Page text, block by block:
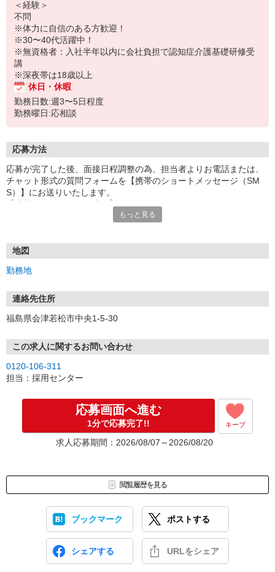
＜経験＞
不問
※体力に自信のある方歓迎！
※30〜40代活躍中！
※無資格者：入社半年以内に会社負担で認知症介護基礎研修受
講
※深夜帯は18歳以上
休日・休暇
勤務日数:週3〜5日程度
勤務曜日:応相談
応募方法
応募が完了した後、面接日程調整の為、担当者よりお電話または、
チャット形式の質問フォームを【携帯のショートメッセージ（SM
S）】にお送りいたします。
1.応募…Webもしくはお電話より応募ください。
※実技試験はドライバーの職種のみとなります。
もっと見る
地図
勤務地
連絡先住所
福島県会津若松市中央1-5-30
この求人に関するお問い合わせ
0120-106-311
担当：採用センター
応募画面へ進む
1分で応募完了!! キープ
求人応募期間：2026/08/07～2026/08/20
閲覧履歴を見る
ブックマーク ポストする
シェアする URLをシェア